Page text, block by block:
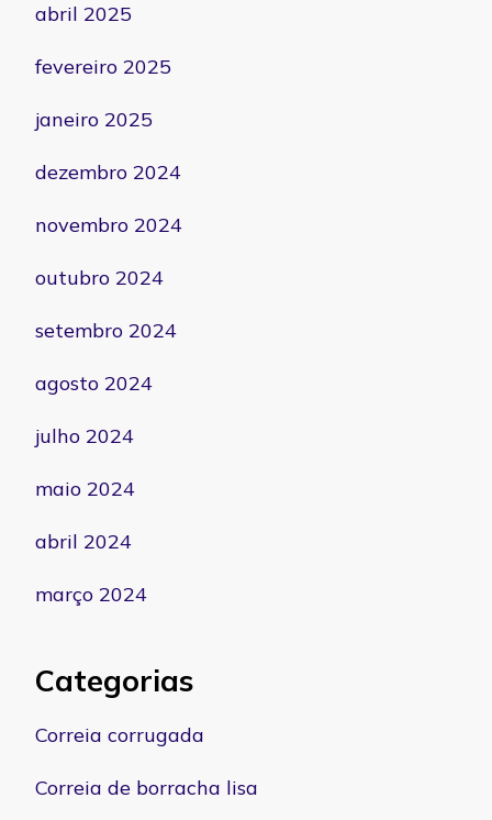
abril 2025
fevereiro 2025
janeiro 2025
dezembro 2024
novembro 2024
outubro 2024
setembro 2024
agosto 2024
julho 2024
maio 2024
abril 2024
março 2024
Categorias
Correia corrugada
Correia de borracha lisa